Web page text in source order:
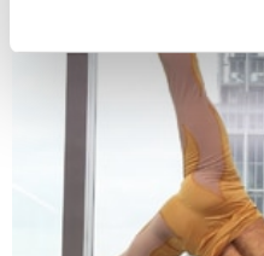
bestimmten
Erfahren Sie mehr
verarbeitet werden, und
Abschnitt Einzelheitenfest.
Wir verwenden Cookies,